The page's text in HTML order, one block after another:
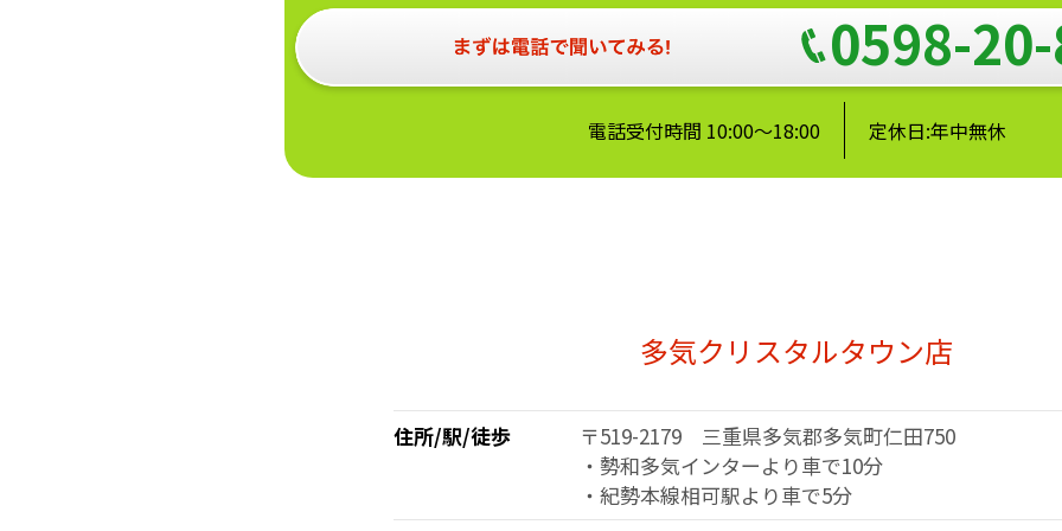
0598-
電話受付時間 10:00～18:00 定休日:年中無休
多気クリスタルタウン店
住所/駅/徒歩
〒519-2179 三重県多気郡多気町仁田750
・勢和多気インターより車で10分
・紀勢本線相可駅より車で5分